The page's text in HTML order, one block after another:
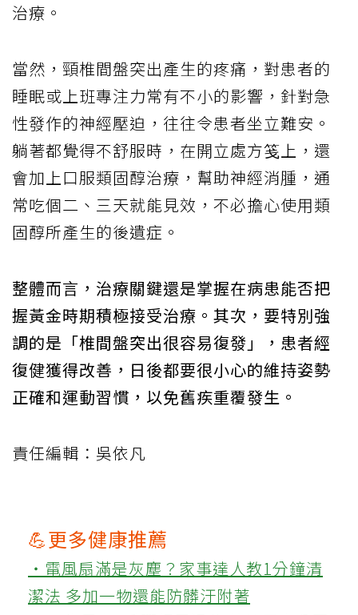
治療。
當然，頸椎間盤突出產生的疼痛，對患者的
睡眠或上班專注力常有不小的影響，針對急
性發作的神經壓迫，往往令患者坐立難安。
躺著都覺得不舒服時，在開立處方笺上，還
會加上口服類固醇治療，幫助神經消腫，通
常吃個二、三天就能見效，不必擔心使用類
固醇所產生的後遺症。
整體而言，治療關鍵還是掌握在病患能否把
握黃金時期積極接受治療。其次，要特別強
調的是「椎間盤突出很容易復發」，患者經
復健獲得改善，日後都要很小心的維持姿勢
正確和運動習慣，以免舊疾重覆發生。
責任編輯：吳依凡
💪更多健康推薦
‧電風扇滿是灰塵？家事達人教1分鐘清
潔法 多加一物還能防髒汙附著